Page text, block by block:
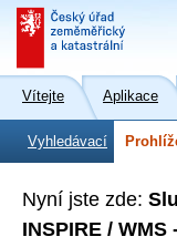
Vítejte Aplikace
Vyhledávací
Nyní jste zde:
INSPIRE /